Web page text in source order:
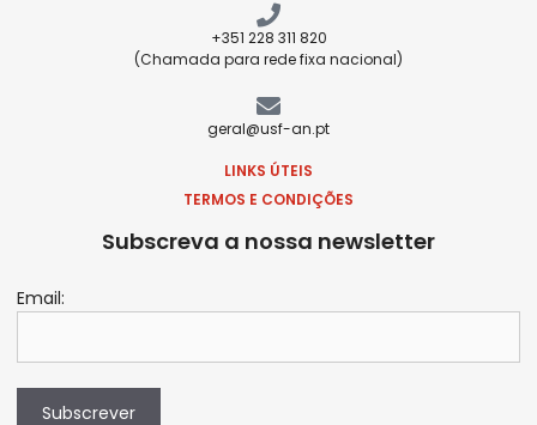
+351 228 311 820
(Chamada para rede fixa nacional)
geral@usf-an.pt
LINKS ÚTEIS
TERMOS E CONDIÇÕES
Subscreva a nossa newsletter
Email:
Subscrever